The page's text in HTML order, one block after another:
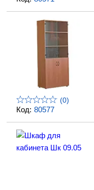
Код: 80577
(0)